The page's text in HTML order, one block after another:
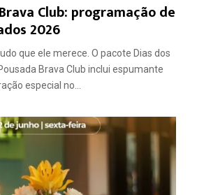
Club: programação de
2026
que ele merece. O pacote Dias dos
Brava Club inclui espumante
especial no...